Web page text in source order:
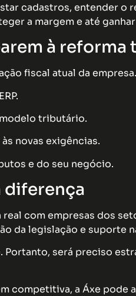
cadastros, entender o
a margem e até
à
fiscal atual da empresa.
tributário.
novas exigências.
e do seu negócio.
diferença
real com empresas dos
da legislação e suporte
será preciso
competitiva, a Áxe pode